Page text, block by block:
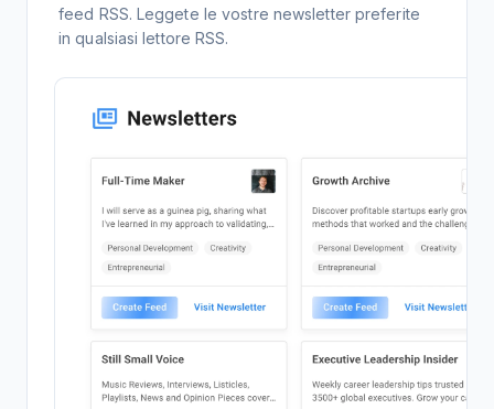
feed RSS. Leggete le vostre newsletter preferite
in qualsiasi lettore RSS.